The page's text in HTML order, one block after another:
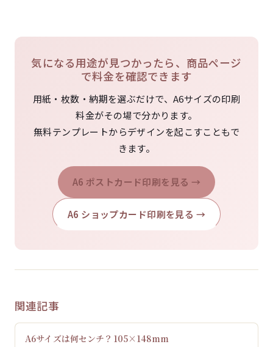
気になる用途が見つかったら、商品ページ
で料金を確認できます
用紙・枚数・納期を選ぶだけで、A6サイズの印刷
料金がその場で分かります。
無料テンプレートからデザインを起こすこともで
きます。
A6 ポストカード印刷を見る →
A6 ショップカード印刷を見る →
関連記事
A6サイズは何センチ？105×148mm